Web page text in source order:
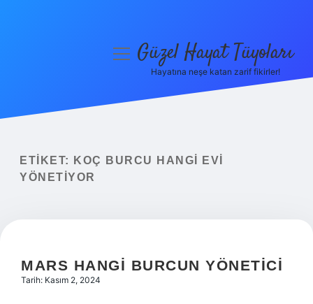
Yasal Uyarı
menüyüGüzel Hayat Tüyoları
Hayatına neşe katan zarif fikirler!
ETIKET:
KOÇ BURCU HANGI EVI
YÖNETIYOR
MARS HANGI BURCUN YÖNETICI
Tarih: Kasım 2, 2024